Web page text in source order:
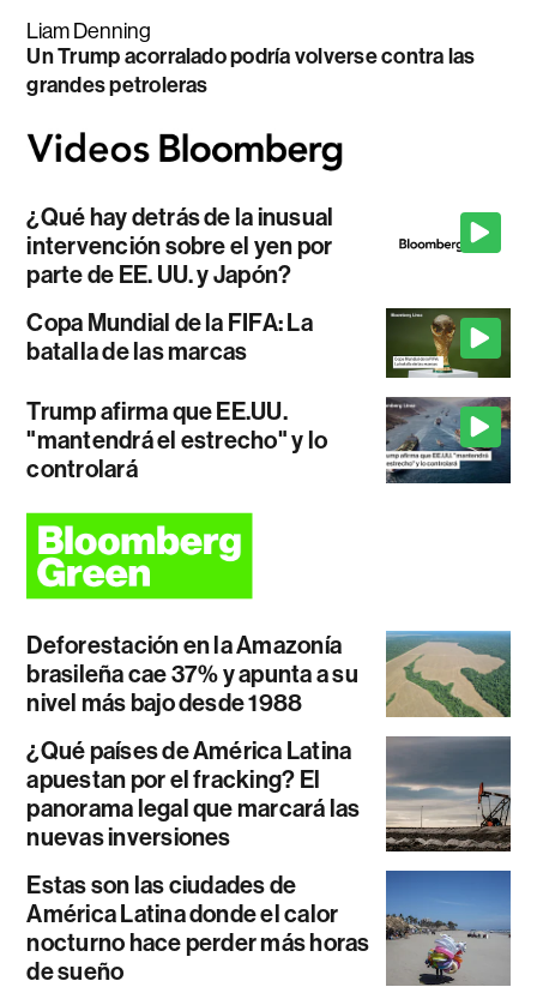
Liam Denning
Un Trump acorralado podría volverse contra las
grandes petroleras
¿Qué hay detrás de la inusual
intervención sobre el yen por
parte de EE. UU. y Japón?
Copa Mundial de la FIFA: La
batalla de las marcas
Trump afirma que EE.UU.
"mantendrá el estrecho" y lo
controlará
Deforestación en la Amazonía
brasileña cae 37% y apunta a su
nivel más bajo desde 1988
¿Qué países de América Latina
apuestan por el fracking? El
panorama legal que marcará las
nuevas inversiones
Estas son las ciudades de
América Latina donde el calor
nocturno hace perder más horas
de sueño